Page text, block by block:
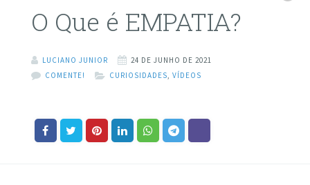
O Que é EMPATIA?
LUCIANO JUNIOR
24 DE JUNHO DE 2021
COMENTE!
CURIOSIDADES VÍDEOS